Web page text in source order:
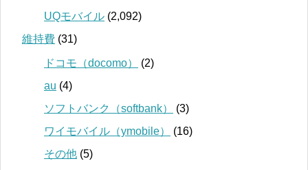
UQモバイル (2,092)
維持費 (31)
ドコモ（docomo）
(2)
au (4)
ソフトバンク（softbank）
(3)
ワイモバイル（ymobile）
(16)
その他 (5)